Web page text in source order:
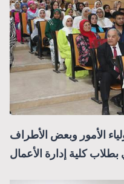
الأمور وبعض الأطراف
بطلاب كلية إدارة الأعمال